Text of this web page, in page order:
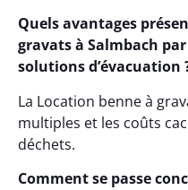
Quels avantages
gravats à Salmbach
solutions d’évacuation
La Location benne à
multiples et les coûts
déchets.
Comment se passe